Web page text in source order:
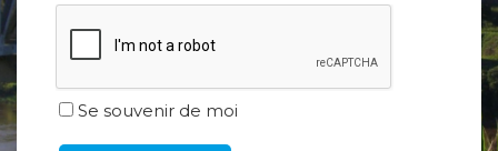
Se souvenir de moi